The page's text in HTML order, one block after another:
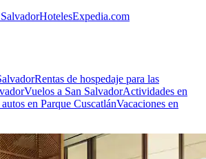
HotelesExpedia.com
Rentas de hospedaje para las
Vuelos a San SalvadorActividades en
en Parque CuscatlánVacaciones en